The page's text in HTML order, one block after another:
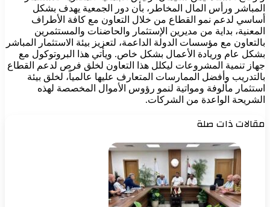
المباشر ورأس المال المخاطر، بأن دور الجمعية يهدف بشكل
أساسي لدعم نمو القطاع من خلال التعاون مع كافة الأطراف
المعنية، بداية من مديرين الإستثمار والحاضنات والمستثمرين
بالتعاون مع مؤسسات الدولة الداعمة، لتعزيز بيئة الاستثمار المباشر
بشكل عام وريادة الأعمال بشكل خاص. ويأتي هذا البروتوكول مع
جهاز تنمية المشروعات ليكلل هذا التعاون لخلق فرص لدعم القطاع
بالتدريب وأفضل الممارسات المتعارف عليها عالمياً، لخلق بيئة
استثمار مألوفة ومواتية لنمو رؤوس الأموال المخصصة لهذه
الشريحة الواعدة من الشركات.
مقالات ذات صلة